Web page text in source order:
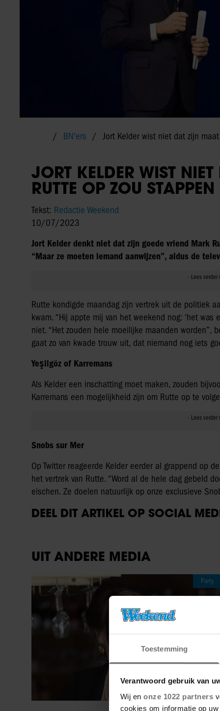
Toestemming
Verantwoord gebruik van
Wij en onze 1022 partners
cookies om informatie op
BN'ers Jort Kelder wist niet dat zijn
JORT KELDER WIST
RUTTE OP ZOU STAPPEN
Tekst: Redactie Weekend
10/07/2023
Jort Kelder denkt niet dat zijn goede vriend Mark
“Maar ze moeten iemand aanwijzen”, aldus de
Rutte kondigde maandag zijn vertrek uit de politiek
kwam. “Hij appte mij van het weekend nog: ‘het
niet. “Het zouden hele moeilijke maanden worden”,
gaat zo van kwade trouw uit, dat niemand nog iets
Yeşilgöz of Karremans
Als Kelder een inschatting moet maken, zouden
Karremans een mogelijkheid zijn om Rutte op te
Snobs sur Mer
Op Twitter reageerde Kelder eerder al grappend op
het vertrek van Rutte. “Word al de hele dag gebeld
eischen. Ze doelen natuurlijk op onze exclusieve
DEEL DIT ARTIKEL OP SOCIAL
UIT ANDERE MEDIA
Party